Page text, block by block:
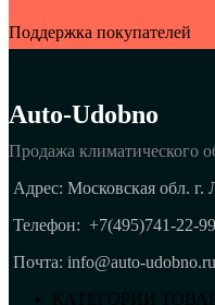
Поддержка покупателей
Auto-Udobno
Продажа климатического
Адрес: Московская обл.
Телефон: +7(495)741-22-99
Почта: info@auto-udobno.ru
КАТЕГОРИИ